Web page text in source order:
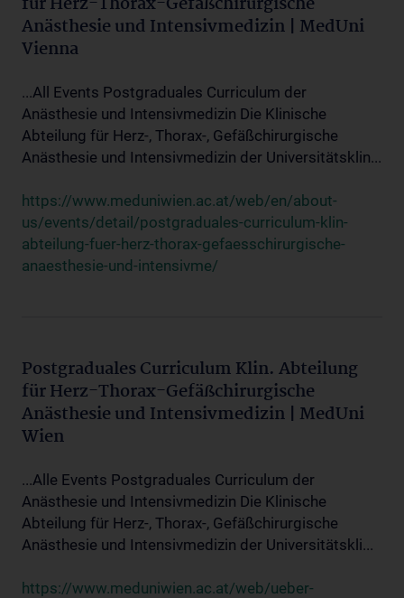
Anästhesie und Intensivmedizin | MedUni
Vienna
...All Events Postgraduales Curriculum der
Anästhesie und Intensivmedizin Die Klinische
Abteilung für Herz-, Thorax-, Gefäßchirurgische
Anästhesie und Intensivmedizin der Universitätsklin...
https://www.meduniwien.ac.at/web/en/about-
us/events/detail/postgraduales-curriculum-klin-
abteilung-fuer-herz-thorax-gefaesschirurgische-
anaesthesie-und-intensivme/
Postgraduales Curriculum Klin. Abteilung
für Herz-Thorax-Gefäßchirurgische
Anästhesie und Intensivmedizin | MedUni
Wien
...Alle Events Postgraduales Curriculum der
Anästhesie und Intensivmedizin Die Klinische
Abteilung für Herz-, Thorax-, Gefäßchirurgische
Anästhesie und Intensivmedizin der Universitätskli...
https://www.meduniwien.ac.at/web/ueber-